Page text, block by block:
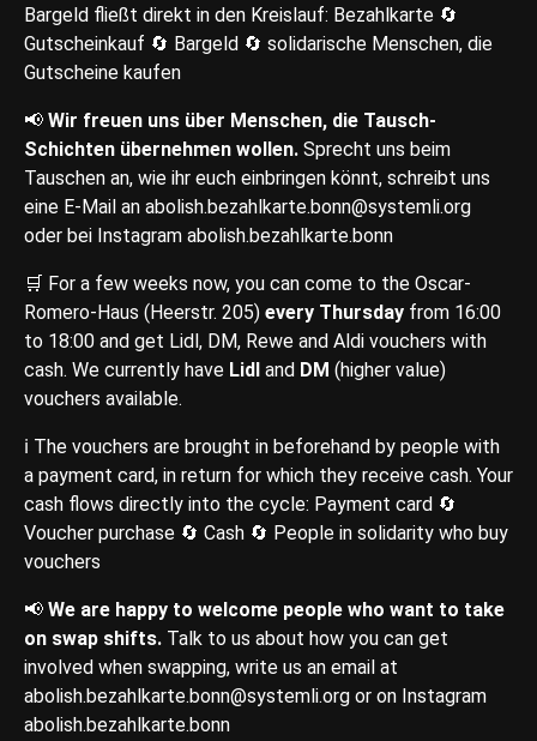
Bargeld fließt direkt in den Kreislauf: Bezahlkarte 🔄
Gutscheinkauf 🔄 Bargeld 🔄 solidarische Menschen, die
Gutscheine kaufen
📢 Wir freuen uns über Menschen, die Tausch-
Schichten übernehmen wollen. Sprecht uns beim
Tauschen an, wie ihr euch einbringen könnt, schreibt uns
eine E-Mail an abolish.bezahlkarte.bonn@systemli.org
oder bei Instagram abolish.bezahlkarte.bonn
🛒 For a few weeks now, you can come to the Oscar-
Romero-Haus (Heerstr. 205) every Thursday from 16:00
to 18:00 and get Lidl, DM, Rewe and Aldi vouchers with
cash. We currently have Lidl and DM (higher value)
vouchers available.
ℹ️ The vouchers are brought in beforehand by people with
a payment card, in return for which they receive cash. Your
cash flows directly into the cycle: Payment card 🔄
Voucher purchase 🔄 Cash 🔄 People in solidarity who buy
vouchers
📢 We are happy to welcome people who want to take
on swap shifts. Talk to us about how you can get
involved when swapping, write us an email at
abolish.bezahlkarte.bonn@systemli.org or on Instagram
abolish.bezahlkarte.bonn